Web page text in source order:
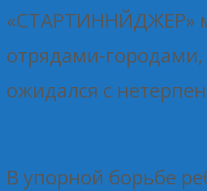
«СТАРТИННЙДЖЕР»
отрядами-
ожидался с
В упорной борьбе